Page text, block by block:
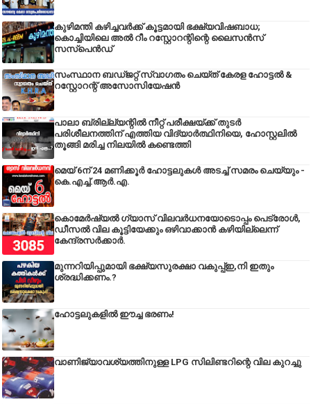
കുഴിമന്തി കഴിച്ചവർക്ക് കൂട്ടമായി ഭക്ഷ്യവിഷബാധ;
കൊച്ചിയിലെ അൽ റീം റസ്റ്റോറന്റിന്റെ ലൈസൻസ്
സസ്പെൻഡ്
സംസ്ഥാന ബഡ്‌ജറ്റ് സ്വാഗതം ചെയ്ത് കേരള ഹോട്ടൽ &
റസ്റ്റോറന്റ് അസോസിയേഷൻ
പാലാ ബ്രില്ല്യന്റിൽ നീറ്റ് പരീക്ഷയ്ക്ക് തുടർ
പരിശീലനത്തിന് എത്തിയ വിദ്യാർത്ഥിനിയെ, ഹോസ്റ്റലിൽ
തൂങ്ങി മരിച്ച നിലയിൽ കണ്ടെത്തി
മെയ് 6ന് 24 മണിക്കൂർ ഹോട്ടലുകൾ അടച്ച് സമരം ചെയ്യും -
കെ.എച്ച്.ആർ.എ.
കൊമേർഷ്യൽ ഗ്യാസ് വിലവർധനയോടൊപ്പം പെട്രോൾ,
ഡീസല്‍ വില കൂട്ടിയേക്കും ഒഴിവാക്കാന്‍ കഴിയില്ലെന്ന്
കേന്ദ്രസര്‍ക്കാര്‍.
മുന്നറിയിപ്പുമായി ഭക്ഷ്യസുരക്ഷാ വകുപ്പ്ഇ,നി ഇതും
ശ്രദ്ധിക്കണം.?
ഹോട്ടലുകളിൽ ഈച്ച ഭരണം!
വാണിജ്യാവശ്യത്തിനുള്ള LPG സിലിണ്ടറിന്റെ വില കുറച്ചു